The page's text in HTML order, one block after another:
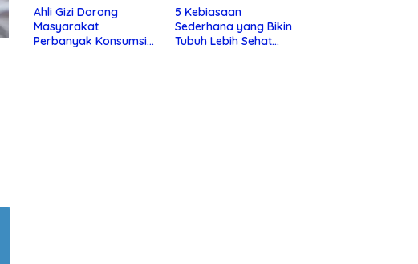
Ahli Gizi Dorong
Masyarakat
Perbanyak Konsumsi
5 Kebiasaan
Sederhana yang Bikin
Tubuh Lebih Sehat